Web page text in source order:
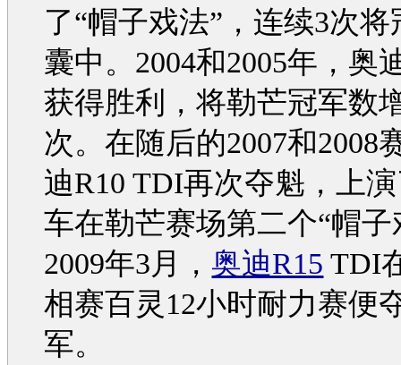
了“帽子戏法”，连续3次
囊中。2004和2005年， 奥
获得胜利，将勒芒冠军数
次。在随后的2007和2008
迪R10 TDI再次夺魁，上
车在勒芒赛场第二个“帽子
2009年3月， 奥迪R15 TDI
相赛百灵12小时耐力赛便
军。